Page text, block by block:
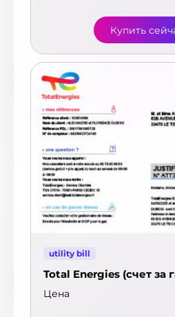
Купить
utility bill
Total Energies (счет за
Цена